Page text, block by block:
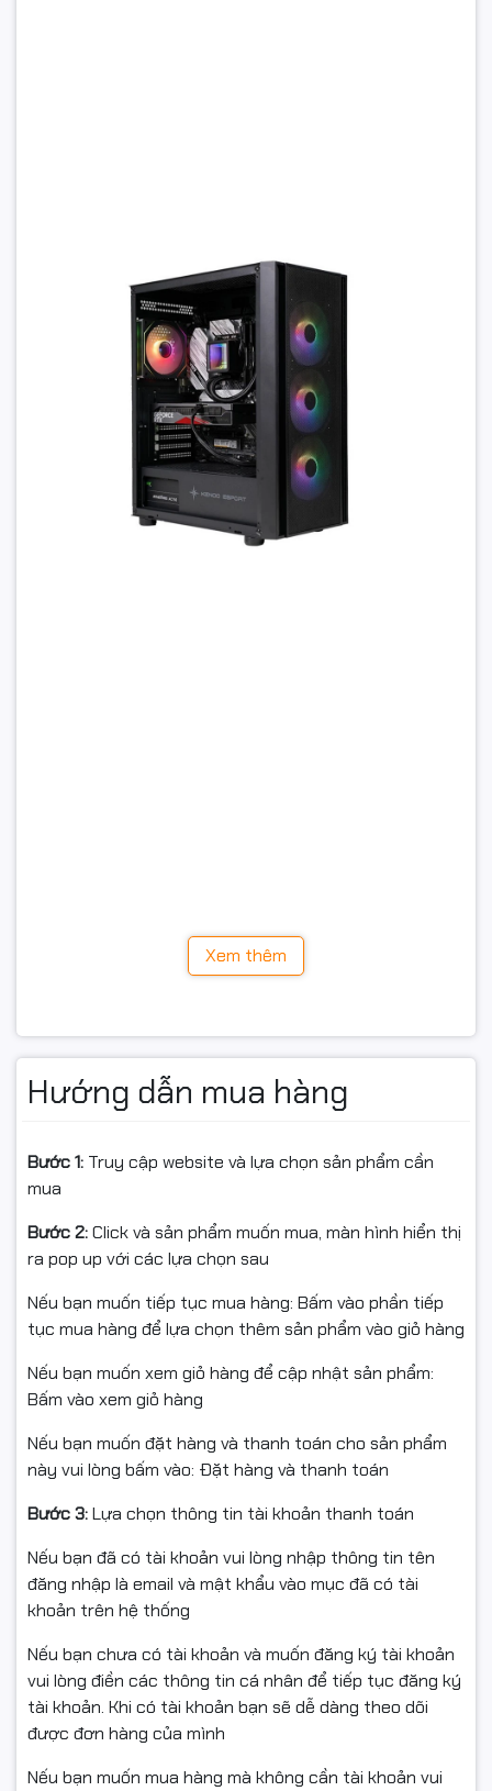
Core Ultra 7 265K
Máy tính đồ họa PC x MSI Shadow Xđược trang bị
toàn bộ hệ thống:
10 nhân 16 luồng cho khả năng xử lý đa nhiệm vượt
trội
Xung nhịp tối đa lên đến 4.6GHz, hiệu năng đơn
nhân mạnh
Phù hợp gaming AAA, render 3D, dựng video,
livestream
Bộ vi xử lý Core Ultra 7 265K mang lại sức mạnh toàn
diện, đáp ứng hoàn hảo nhu cầu từ chơi game cao cấp
đến làm việc sáng tạo chuyên sâu.
Mainboard MSI PRO Z890-
S WIFI – Nền tảng cao cấp,
ổn định lâu dài
Hệ thống sử dụngMSI PRO Z890-S WIFI, bo mạch chủ
cao cấp hỗ trợ CPU Intel thế hệ mới:
Thiết kế VRM tối ưu, đảm bảo độ bền và sự ổn định
Xem thêm
Hướng dẫn mua hàng
Bước 1: Truy cập website và lựa chọn sản phẩm cần
mua
Bước 2:Click và sản phẩm muốn mua, màn hình hiển thị
ra pop up với các lựa chọn sau
Nếu bạn muốn tiếp tục mua hàng: Bấm vào phần tiếp
tục mua hàng để lựa chọn thêm sản phẩm vào giỏ hàng
Nếu bạn muốn xem giỏ hàng để cập nhật sản phẩm:
Bấm vào xem giỏ hàng
Nếu bạn muốn đặt hàng và thanh toán cho sản phẩm
này vui lòng bấm vào: Đặt hàng và thanh toán
Bước 3:Lựa chọn thông tin tài khoản thanh toán
Nếu bạn đã có tài khoản vui lòng nhập thông tin tên
đăng nhập là email và mật khẩu vào mục đã có tài
khoản trên hệ thống
Nếu bạn chưa có tài khoản và muốn đăng ký tài khoản
vui lòng điền các thông tin cá nhân để tiếp tục đăng ký
tài khoản. Khi có tài khoản bạn sẽ dễ dàng theo dõi
được đơn hàng của mình
Nếu bạn muốn mua hàng mà không cần tài khoản vui